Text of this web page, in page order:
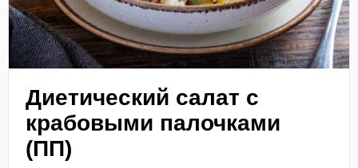
Диетический салат с
крабовыми палочками
(ПП)